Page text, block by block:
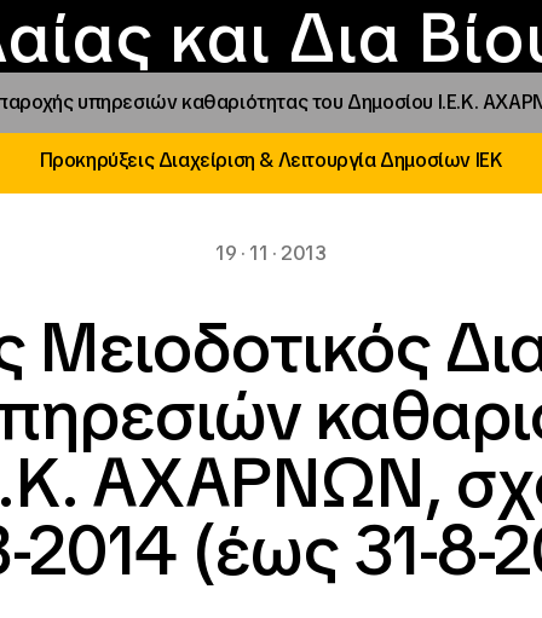
και Δια
Το ΙΝΕΔΙΒΙΜ
και
Νέα
Επικοινωνία
υπηρεσιών καθαριότητας του Δημοσίου Ι.Ε.Κ.
Προκηρύξεις Διαχείριση & Λειτουργία Δημοσίων ΙΕΚ
19 · 11 · 2013
Μειοδοτικός
ΑΧΑΡΝΩΝ,
2014 (έως 31-8-